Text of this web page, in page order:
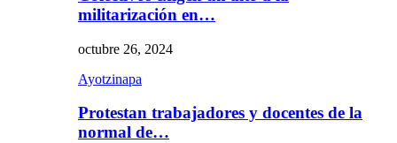
militarización en…
octubre 26, 2024
Ayotzinapa
Protestan trabajadores y docentes de la
normal de…